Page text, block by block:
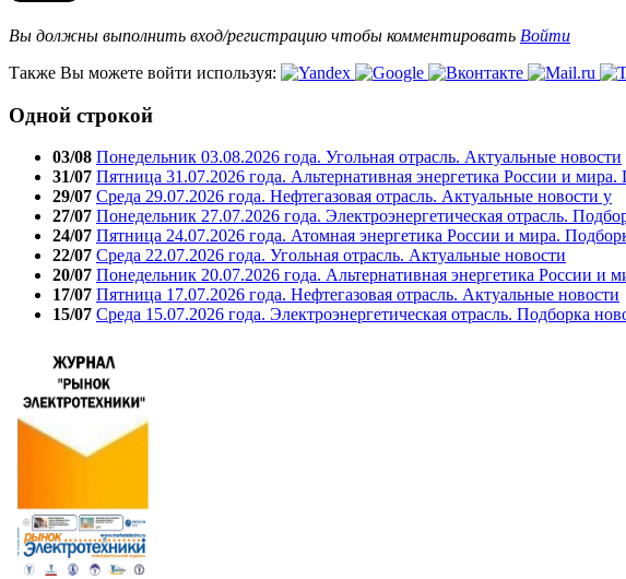
Вы должны выполнить вход/регистрацию чтобы комментировать Войти
Также Вы можете войти используя:
Одной строкой
03/08 Понедельник 03.08.2026 года. Угольная отрасль. Актуальные новости
31/07 Пятница 31.07.2026 года. Альтернативная энергетика России и мира.
29/07 Среда 29.07.2026 года. Нефтегазовая отрасль. Актуальные новости у
27/07 Понедельник 27.07.2026 года. Электроэнергетическая отрасль.
24/07 Пятница 24.07.2026 года. Атомная энергетика России и мира.
22/07 Среда 22.07.2026 года. Угольная отрасль. Актуальные новости
20/07 Понедельник 20.07.2026 года. Альтернативная энергетика России и
17/07 Пятница 17.07.2026 года. Нефтегазовая отрасль. Актуальные новости
15/07 Среда 15.07.2026 года. Электроэнергетическая отрасль. Подборка